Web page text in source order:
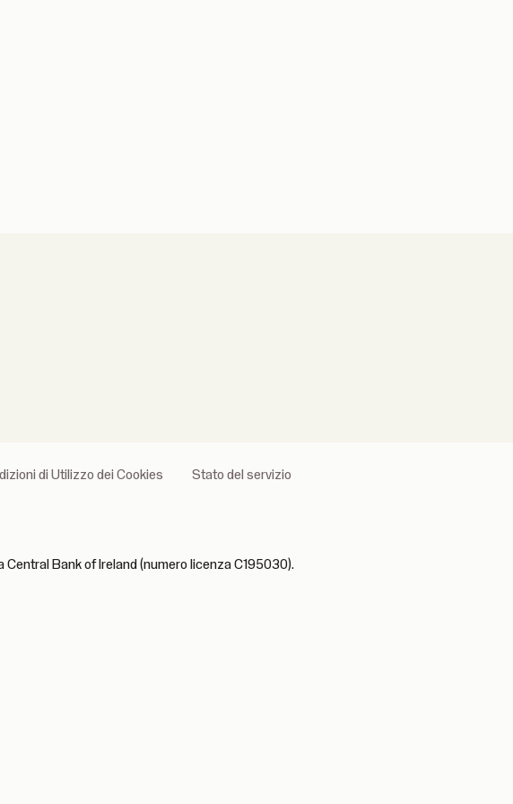
di Utilizzo dei Cookies Stato del servizio
Bank of Ireland (numero licenza C195030).